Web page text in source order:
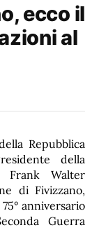
ecco il
al
Repubblica
della
Frank Walter
di Fivizzano,
anniversario
Guerra